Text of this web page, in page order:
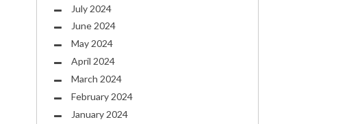
July 2024
June 2024
May 2024
April 2024
March 2024
February 2024
January 2024